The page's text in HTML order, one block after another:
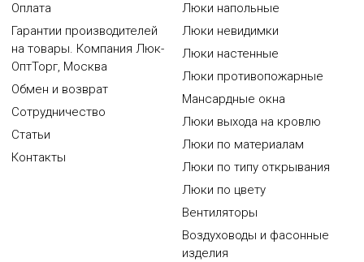
Оплата
Гарантии производителей
на товары. Компания Люк-
ОптТорг, Москва
Обмен и возврат
Сотрудничество
Статьи
Контакты
Люки напольные
Люки невидимки
Люки настенные
Люки противопожарные
Мансардные окна
Люки выхода на кровлю
Люки по материалам
Люки по типу открывания
Люки по цвету
Вентиляторы
Воздуховоды и фасонные
изделия